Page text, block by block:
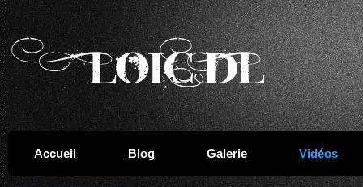
Accueil Blog Galerie Vidéos